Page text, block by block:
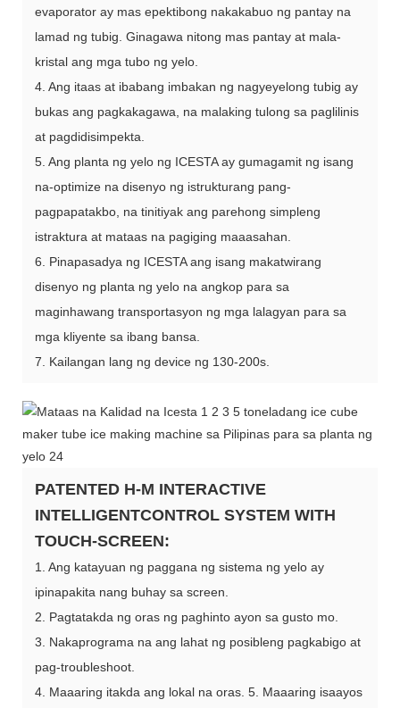
evaporator ay mas epektibong nakakabuo ng pantay na
lamad ng tubig. Ginagawa nitong mas pantay at mala-
kristal ang mga tubo ng yelo.
4. Ang itaas at ibabang imbakan ng nagyeyelong tubig ay
bukas ang pagkakagawa, na malaking tulong sa paglilinis
at pagdidisimpekta.
5. Ang planta ng yelo ng ICESTA ay gumagamit ng isang
na-optimize na disenyo ng istrukturang pang-
pagpapatakbo, na tinitiyak ang parehong simpleng
istraktura at mataas na pagiging maaasahan.
6. Pinapasadya ng ICESTA ang isang makatwirang
disenyo ng planta ng yelo na angkop para sa
maginhawang transportasyon ng mga lalagyan para sa
mga kliyente sa ibang bansa.
7. Kailangan lang ng device ng 130-200s.
PATENTED H-M INTERACTIVE
INTELLIGENTCONTROL SYSTEM WITH
TOUCH-SCREEN:
1. Ang katayuan ng paggana ng sistema ng yelo ay
ipinapakita nang buhay sa screen.
2. Pagtatakda ng oras ng paghinto ayon sa gusto mo.
3. Nakaprograma na ang lahat ng posibleng pagkabigo at
pag-troubleshoot.
4. Maaaring itakda ang lokal na oras. 5. Maaaring isaayos